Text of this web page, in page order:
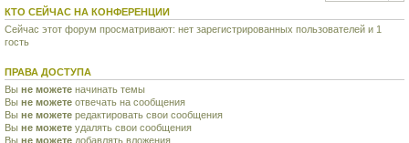
б
щ
е
у
с
о
щ
е
н
и
ю
о
ч
и
н
о
м
у
с
о
КТО СЕЙЧАС НА КОНФЕРЕНЦИИ
Сейчас этот форум просматривают: нет зарегистрированных пользователей и 1
гость
ПРАВА ДОСТУПА
Вы не можете начинать темы
Вы не можете отвечать на сообщения
Вы не можете редактировать свои сообщения
Вы не можете удалять свои сообщения
Вы не можете добавлять вложения